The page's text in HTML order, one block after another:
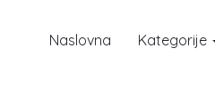
Naslovna Kategorije